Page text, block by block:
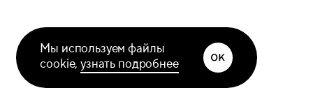
Мы используем файлы
cookie,узнать подробнее